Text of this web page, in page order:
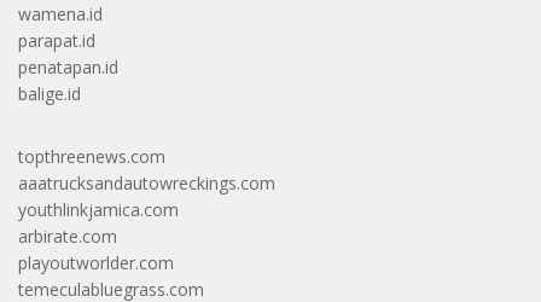
wamena.id
parapat.id
penatapan.id
balige.id
topthreenews.com
aaatrucksandautowreckings.com
youthlinkjamica.com
arbirate.com
playoutworlder.com
temeculabluegrass.com